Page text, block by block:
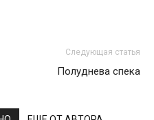
Следующая статья
Полуднева спека